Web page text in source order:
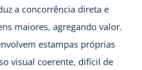
a concorrência direta e
maiores, agregando valor.
estampas próprias
visual coerente, difícil de